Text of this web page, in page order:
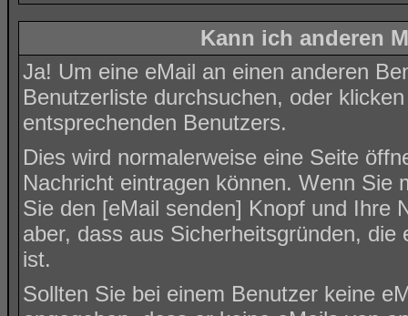
Kann ich anderen
Ja! Um eine eMail an einen anderen
Benutzerliste durchsuchen, oder
entsprechenden Benutzers.
Dies wird normalerweise eine Seite
Nachricht eintragen können. Wenn Sie
Sie den [eMail senden] Knopf und Ihre
aber, dass aus Sicherheitsgründen,
ist.
Sollten Sie bei einem Benutzer keine